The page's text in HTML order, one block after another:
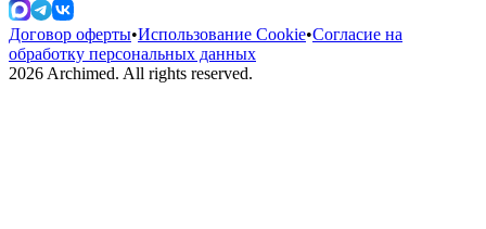
Договор оферты•Использование Cookie•Согласие на
обработку персональных данных
2026Archimed. All rights reserved.